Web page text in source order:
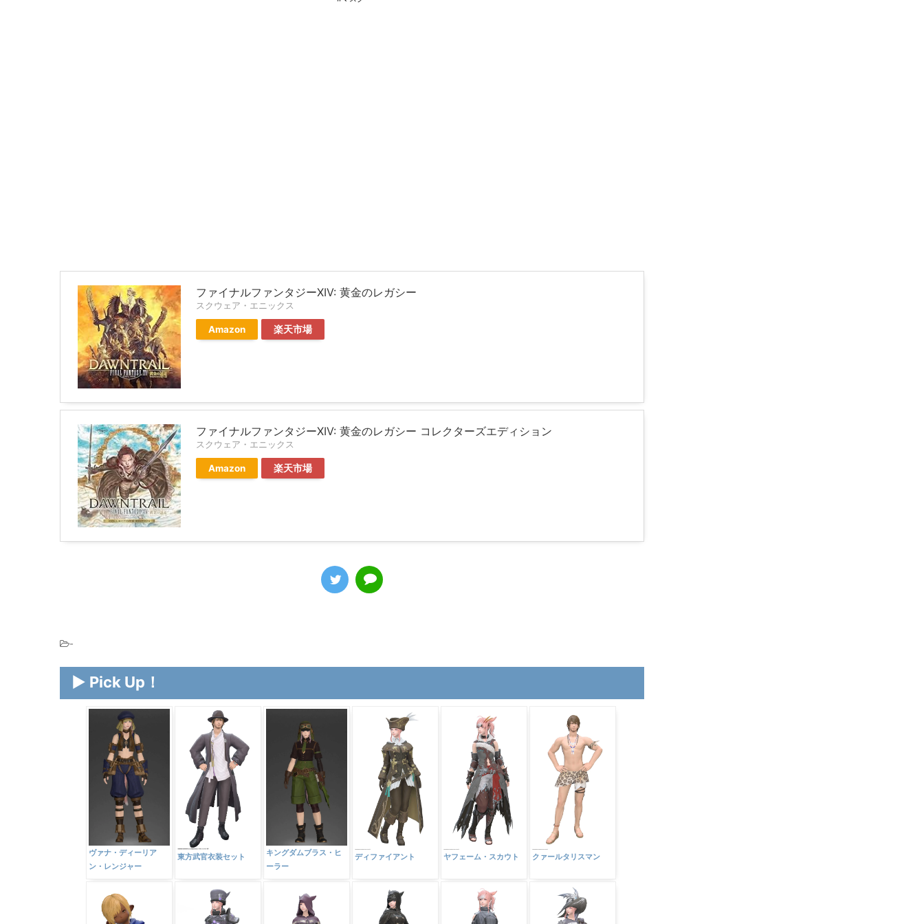
ファイナルファンタジーXIV: 黄金のレガシー
スクウェア・エニックス
Amazon 楽天市場
ファイナルファンタジーXIV: 黄金のレガシー コレクターズエディション
スクウェア・エニックス
Amazon 楽天市場
-
▶ Pick Up！
ヴァナ・ディーリア
ン・レンジャー
東方武官衣装セット
キングダムブラス・ヒ
ーラー
ディファイアント ヤフェーム・スカウト クァールタリスマン